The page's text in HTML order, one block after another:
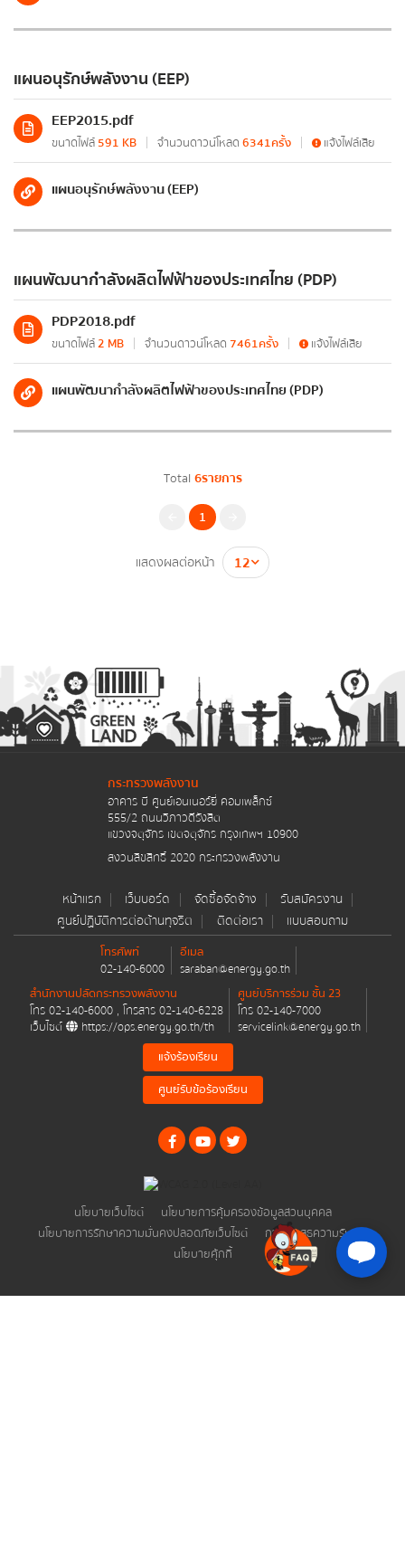
รายงานการกำกับติดตามการใช้จ่ายงบประมาณรอบ
6 เดือน
รายงานผลการใช้จ่ายงบประมาณประจำปี
ข้อมูลรายงาน
รายงานการกำกับติดตามการดำเนินงานประจำปี
รอบ 6 เดือน
รายงานผลการดำเนินงานของกระทรวง
รายงานการเงินสำนักงานปลัดกระทรวงพลังงาน
การติดตามตรวจสอบและประเมินผลภาคราชการ
ข่าวสารการติดตามตรวจสอบและประเมินผลภาค
ราชการ (คตป.พน.)
การป้องกันการทุจริต
แผนปฏิบัติการป้องกันการทุจริต
รายงานการกำกับติดตามการดำเนินการป้องกันการ
รายงานผลการดำเนินการป้องกันการทุจริตประจำปี
การประเมินความเสี่ยงการทุจริตประจำปี
การดำเนินการเพื่อจัดการความเสี่ยงการทุจริต
มาตรการส่งเสริมคุณธรรมและความโปร่งใสภายใน
หน่วยงาน
การดำเนินการตามมาตรการส่งเสริมคุณธรรมและ
ความโปร่งใสภายในหน่วยงาน
ศูนย์ปฏิบัติการต่อต้านการทุจริต
ข่าวประชาสัมพันธ์ ศูนย์ปฏิบัติการต่อต้านการทุจริต
ข้อมูลเผยแพร่ ศูนย์ปฏิบัติการต่อต้านทุจริต
แนวทางการประพฤติปฏิบัติตน ตามพระราชบัญญัติ
มาตรฐานทางจริยธรรม พ.ศ. 2562
แผนอนุรักษ์พลังงาน (EEP)
EEP2015.pdf
ขนาดไฟล์591 KB จำนวนดาวน์โหลด 6341ครั้ง แจ้งไฟล์เสีย
แผนอนุรักษ์พลังงาน (EEP)
แผนพัฒนากำลังผลิตไฟฟ้าของประเทศไทย (PDP)
PDP2018.pdf
ขนาดไฟล์2 MB จำนวนดาวน์โหลด 7461ครั้ง แจ้งไฟล์เสีย
แผนพัฒนากำลังผลิตไฟฟ้าของประเทศไทย (PDP)
Total 6รายการ
1
แสดงผลต่อหน้า
กระทรวงพลังงาน
อาคาร บี ศูนย์เอนเนอร์ยี่ คอมเพล็กซ์
555/2 ถนนวิภาวดีรังสิต
แขวงจตุจักร เขตจตุจักร กรุงเทพฯ 10900
สงวนลิขสิทธิ์ 2020 กระทรวงพลังงาน
หน้าแรก เว็บบอร์ด จัดซื้อจัดจ้าง
รับสมัครงาน
ศูนย์ปฏิบัติการต่อต้านทุจริต
ติดต่อเรา แบบสอบถาม
โทรศัพท์
02-140-6000
อีเมล
saraban@energy.go.th
สำนักงานปลัดกระทรวงพลังงาน
โทร 02-140-6000, โทรสาร 02-140-6228
เว็บไซต์
https://ops.energy.go.th/th
ศูนย์บริการร่วม ชั้น 23
โทร 02-140-7000
servicelink@energy.go.th
แจ้งร้องเรียน
ศูนย์รับข้อร้องเรียน
นโยบายเว็บไซต์
นโยบายการคุ้มครองข้อมูลส่วนบุคคล
นโยบายการรักษาความมั่นคงปลอดภัยเว็บไซต์
การปฏิเสธความรับผิด
นโยบายคุ้กกี้